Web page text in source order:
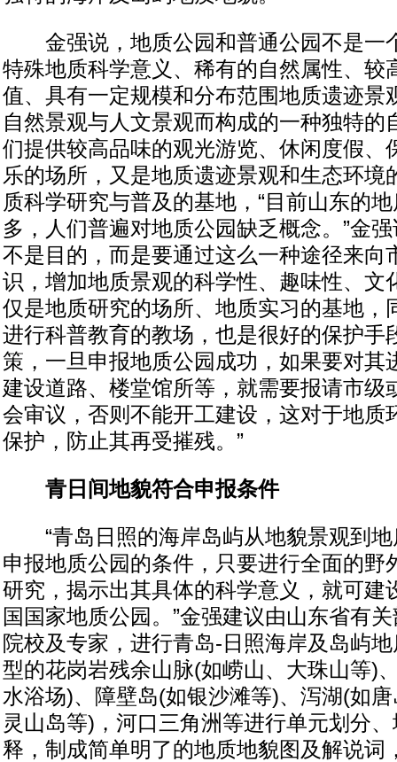
金强说，地质公园和普通公园不是一
特殊地质科学意义、稀有的自然属性、较
值、具有一定规模和分布范围地质遗迹景
自然景观与人文景观而构成的一种独特的
们提供较高品味的观光游览、休闲度假、
乐的场所，又是地质遗迹景观和生态环境
质科学研究与普及的基地，“目前山东的
多，人们普遍对地质公园缺乏概念。”金
不是目的，而是要通过这么一种途径来向
识，增加地质景观的科学性、趣味性、文
仅是地质研究的场所、地质实习的基地，
进行科普教育的教场，也是很好的保护手
策，一旦申报地质公园成功，如果要对其
建设道路、楼堂馆所等，就需要报请市级
会审议，否则不能开工建设，这对于地质
保护，防止其再受摧残。”
青日间地貌符合申报条件
“青岛日照的海岸岛屿从地貌景观到地
申报地质公园的条件，只要进行全面的野
研究，揭示出其具体的科学意义，就可建
国国家地质公园。”金强建议由山东省有
院校及专家，进行青岛-日照海岸及岛屿
型的花岗岩残余山脉(如崂山、大珠山等)
水浴场)、障壁岛(如银沙滩等)、泻湖(如
灵山岛等)，河口三角洲等进行单元划分
释，制成简单明了的地质地貌图及解说词